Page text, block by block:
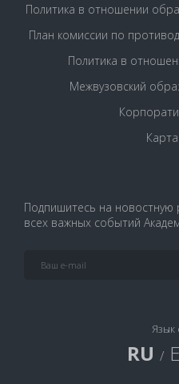
Политика в отношении
План комиссии по
Политика в
Межвузовский
Подпишитесь на новостную
всех важных событий
Язык
RU /